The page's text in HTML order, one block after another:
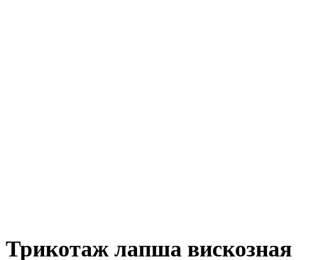
Трикотаж лапша вискозная